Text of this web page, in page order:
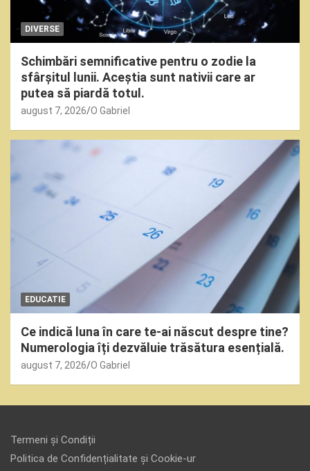
DIVERSE
Schimbări semnificative pentru o zodie la
sfârșitul lunii. Aceștia sunt nativii care ar
putea să piardă totul.
august 7, 2026 O Gabriel
EDUCATIE
Ce indică luna în care te-ai născut despre tine?
Numerologia îți dezvăluie trăsătura esențială.
august 7, 2026 O Gabriel
Termeni și Condiții
Politica de Confidențialitate și Cookie-ur